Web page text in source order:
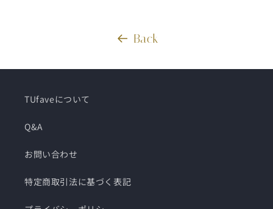
Back
TUfaveについて
Q&A
お問い合わせ
特定商取引法に基づく表記